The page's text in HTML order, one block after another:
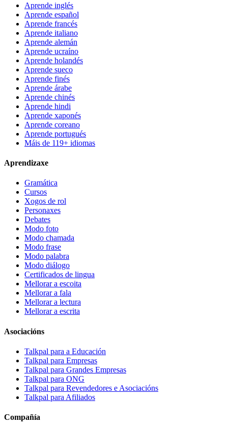
Aprende inglés
Aprende español
Aprende francés
Aprende italiano
Aprende alemán
Aprende ucraíno
Aprende holandés
Aprende sueco
Aprende finés
Aprende árabe
Aprende chinés
Aprende hindi
Aprende xaponés
Aprende coreano
Aprende portugués
Máis de 119+ idiomas
Aprendizaxe
Gramática
Cursos
Xogos de rol
Personaxes
Debates
Modo foto
Modo chamada
Modo frase
Modo palabra
Modo diálogo
Certificados de lingua
Mellorar a escoita
Mellorar a fala
Mellorar a lectura
Mellorar a escrita
Asociacións
Talkpal para a Educación
Talkpal para Empresas
Talkpal para Grandes Empresas
Talkpal para ONG
Talkpal para Revendedores e Asociacións
Talkpal para Afiliados
Compañía